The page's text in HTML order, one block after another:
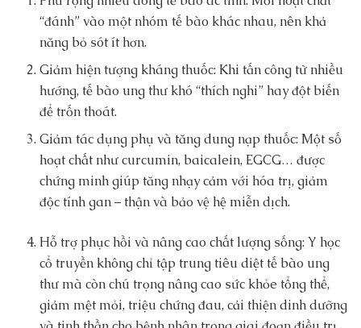
“đánh” vào một nhóm tế bào khác nhau, nên khả
năng bỏ sót ít hơn.
Giảm hiện tượng kháng thuốc: Khi tấn công từ nhiều
hướng, tế bào ung thư khó “thích nghi” hay đột biến
để trốn thoát.
Giảm tác dụng phụ và tăng dung nạp thuốc: Một số
hoạt chất như curcumin, baicalein, EGCG… được
chứng minh giúp tăng nhạy cảm với hóa trị, giảm
độc tính gan – thận và bảo vệ hệ miễn dịch.
Hỗ trợ phục hồi và nâng cao chất lượng sống: Y học
cổ truyền không chỉ tập trung tiêu diệt tế bào ung
thư mà còn chú trọng nâng cao sức khỏe tổng thể,
giảm mệt mỏi, triệu chứng đau, cải thiện dinh dưỡng